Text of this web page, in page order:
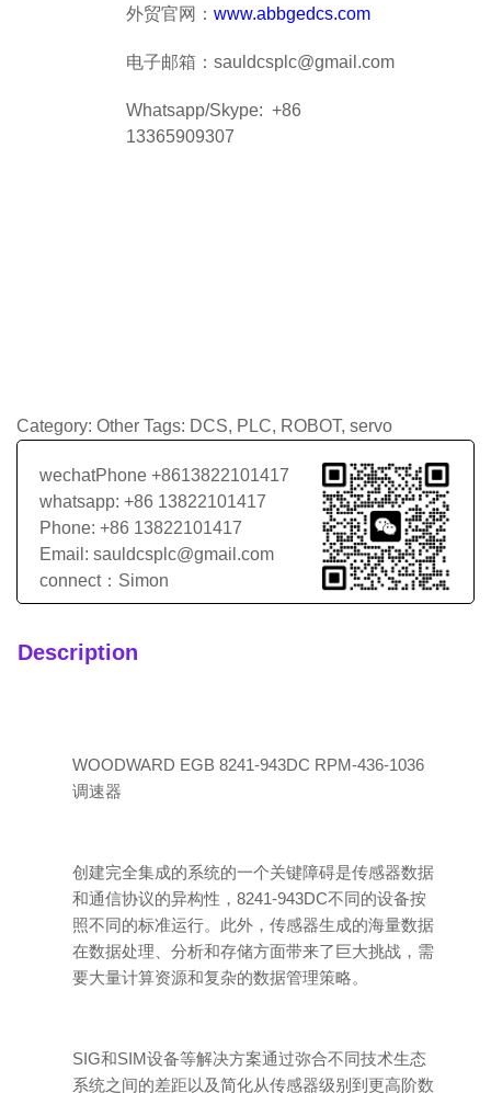
外贸官网： www.abbgedcs.com
电子邮箱：sauldcsplc@gmail.com
Whatsapp/Skype: +86
13365909307
Category: Other Tags: DCS, PLC, ROBOT, servo
wechatPhone +8613822101417
whatsapp: +86 13822101417
Phone: +86 13822101417
Email: sauldcsplc@gmail.com
connect：Simon
Description
WOODWARD EGB 8241-943DC RPM-436-1036
调速器
创建完全集成的系统的一个关键障碍是传感器数据
和通信协议的异构性，8241-943DC不同的设备按
照不同的标准运行。此外，传感器生成的海量数据
在数据处理、分析和存储方面带来了巨大挑战，需
要大量计算资源和复杂的数据管理策略。
SIG和SIM设备等解决方案通过弥合不同技术生态
系统之间的差距以及简化从传感器级别到更高阶数